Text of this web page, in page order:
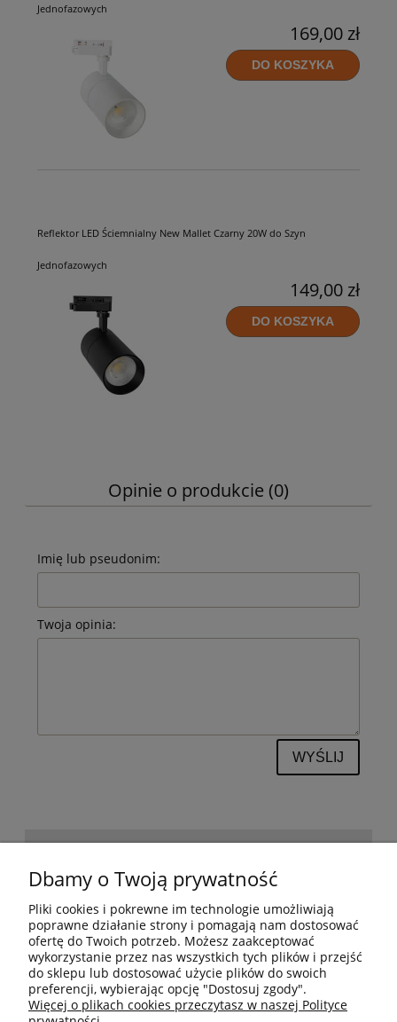
Jednofazowych
169,00 zł
DO KOSZYKA
Reflektor LED Ściemnialny New Mallet Czarny 20W do Szyn
Jednofazowych
149,00 zł
DO KOSZYKA
Opinie o produkcie (0)
Imię lub pseudonim:
Twoja opinia:
WYŚLIJ
BESTSELLERY
MOJE KONTO
Dbamy o Twoją prywatność
Pliki cookies i pokrewne im technologie umożliwiają
poprawne działanie strony i pomagają nam dostosować
ofertę do Twoich potrzeb. Możesz zaakceptować
wykorzystanie przez nas wszystkich tych plików i przejść
do sklepu lub dostosować użycie plików do swoich
preferencji, wybierając opcję "Dostosuj zgody".
Więcej o plikach cookies przeczytasz w naszej Polityce